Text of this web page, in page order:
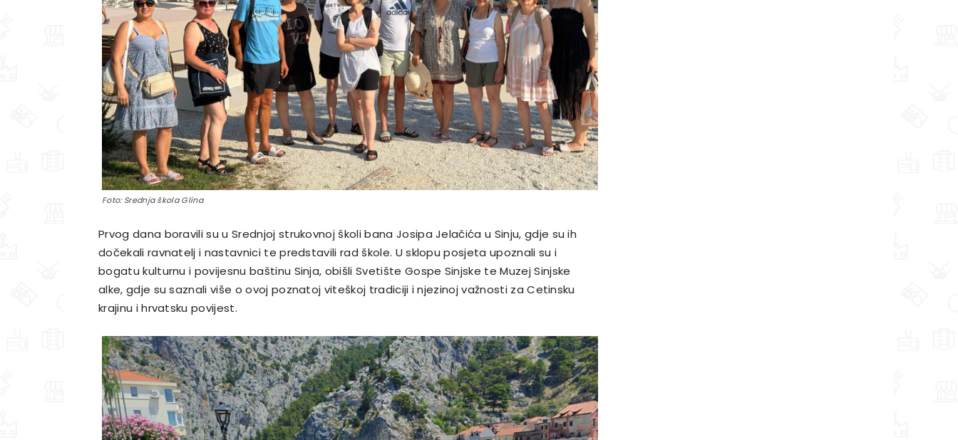
Foto: Srednja škola Glina
Prvog dana boravili su u Srednjoj strukovnoj školi bana Josipa Jelačića u Sinju, gdje su ih
dočekali ravnatelj i nastavnici te predstavili rad škole. U sklopu posjeta upoznali su i
bogatu kulturnu i povijesnu baštinu Sinja, obišli Svetište Gospe Sinjske te Muzej Sinjske
alke, gdje su saznali više o ovoj poznatoj viteškoj tradiciji i njezinoj važnosti za Cetinsku
krajinu i hrvatsku povijest.